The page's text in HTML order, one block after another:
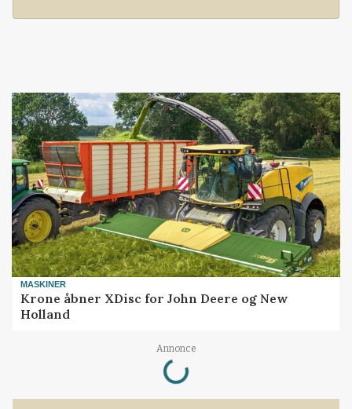
MASKINER
Krone åbner XDisc for John Deere og New
Holland
Annonce
Loading...